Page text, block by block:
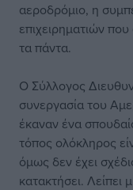
αεροδρόμιο, η
επιχειρηματιών
τα πάντα.
Ο Σύλλογος
συνεργασία του
έκαναν ένα
τόπος ολόκληρος
όμως δεν έχει
κατακτήσει. Λείπει